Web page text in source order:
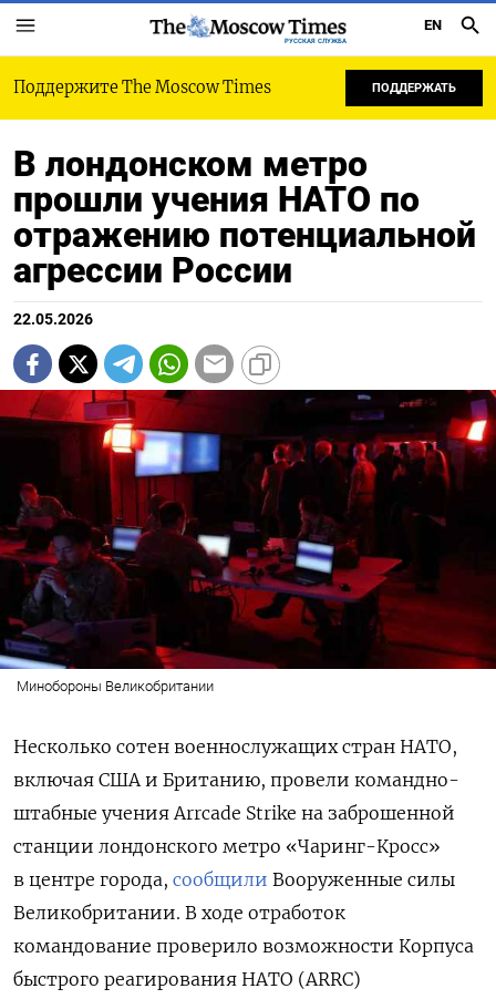
РУССКАЯ СЛУЖБА
EN
Поддержите The Moscow Times ПОДДЕРЖАТЬ
В лондонском метро
прошли учения НАТО по
отражению потенциальной
агрессии России
22.05.2026
Минобороны Великобритании
Несколько сотен военнослужащих стран НАТО,
включая США и Британию, провели командно-
штабные учения Arrcade Strike на заброшенной
станции лондонского метро «Чаринг-Кросс»
в центре города, сообщили Вооруженные силы
Великобритании. В ходе отработок
командование проверило возможности Корпуса
быстрого реагирования НАТО (ARRC)